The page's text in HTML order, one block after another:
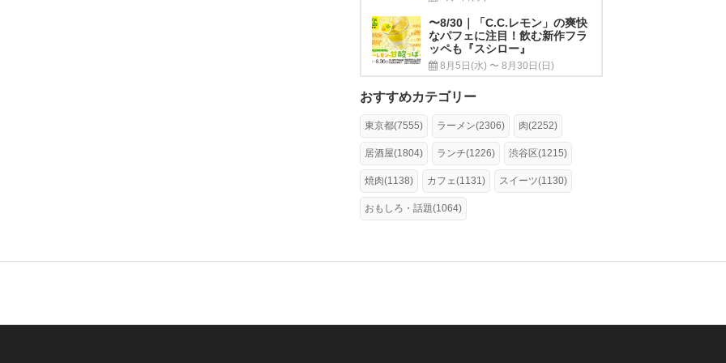
〜8/30｜「C.C.レモン」の爽快
なパフェに注目！飲む新作フラ
ッペも『スシロー』
8月5日(水) 〜 8月30日(日)
おすすめカテゴリー
東京都(7555) ラーメン(2306) 肉(2252)
居酒屋(1804) ランチ(1226) 渋谷区(1215)
焼肉(1138) カフェ(1131) スイーツ(1130)
おもしろ・話題(1064)